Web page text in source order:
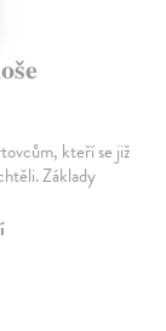
kteří se již
Základy